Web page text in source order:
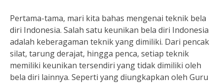
Pertama-tama, mari kita bahas mengenai teknik bela
diri Indonesia. Salah satu keunikan bela diri Indonesia
adalah keberagaman teknik yang dimiliki. Dari pencak
silat, tarung derajat, hingga penca, setiap teknik
memiliki keunikan tersendiri yang tidak dimiliki oleh
bela diri lainnya. Seperti yang diungkapkan oleh Guru